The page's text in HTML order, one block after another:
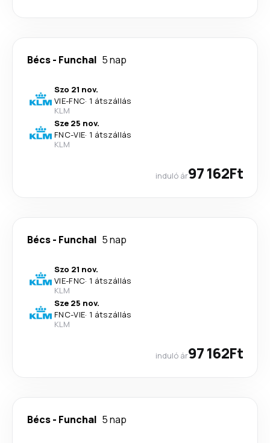
Bécs- Funchal 5 nap
Szo 21 nov.
VIE-FNC· 1 átszállás
KLM
Sze 25 nov.
FNC-VIE· 1 átszállás
KLM
induló ár97 162Ft
Bécs- Funchal 5 nap
Szo 21 nov.
VIE-FNC· 1 átszállás
KLM
Sze 25 nov.
FNC-VIE· 1 átszállás
KLM
induló ár97 162Ft
Bécs- Funchal 5 nap